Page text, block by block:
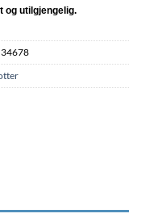
og utilgjengelig.